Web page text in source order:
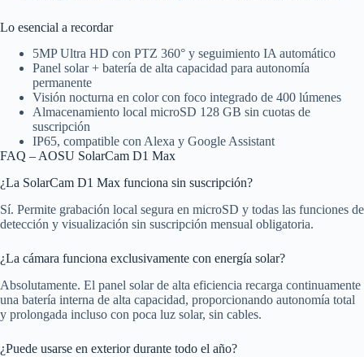
Lo esencial a recordar
5MP Ultra HD con PTZ 360° y seguimiento IA automático
Panel solar + batería de alta capacidad para autonomía
permanente
Visión nocturna en color con foco integrado de 400 lúmenes
Almacenamiento local microSD 128 GB sin cuotas de
suscripción
IP65, compatible con Alexa y Google Assistant
FAQ – AOSU SolarCam D1 Max
¿La SolarCam D1 Max funciona sin suscripción?
Sí. Permite grabación local segura en microSD y todas las funciones de
detección y visualización sin suscripción mensual obligatoria.
¿La cámara funciona exclusivamente con energía solar?
Absolutamente. El panel solar de alta eficiencia recarga continuamente
una batería interna de alta capacidad, proporcionando autonomía total
y prolongada incluso con poca luz solar, sin cables.
¿Puede usarse en exterior durante todo el año?